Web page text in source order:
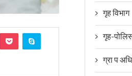
गृह विभाग
गृह-
ग्रा प